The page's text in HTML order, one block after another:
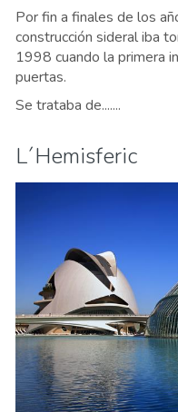
Por fin a finales de los
construcción sideral iba
1998 cuando la primera
puertas.
Se trataba de.......
L´Hemisferic